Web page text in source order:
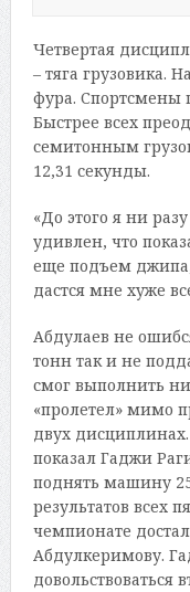
Четвертая
– тяга грузовика.
фура. Спортсмены
Быстрее всех
семитонным
12,31 секунды.
«До этого я ни
удивлен, что
еще подъем
дастся мне хуже
Абдулаев не
тонн так и не
смог выполнить
«пролетел» мимо
двух
показал Гаджи
поднять машину
результатов всех
чемпионате
Абдулкеримову.